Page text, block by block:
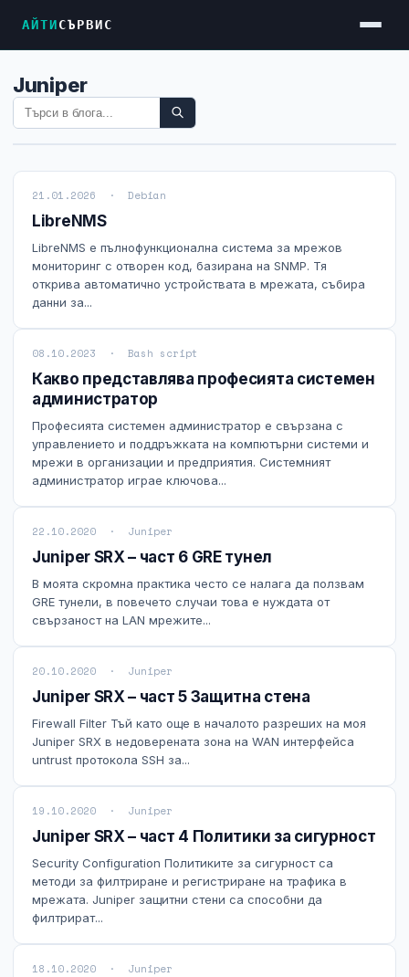
АЙТИСЪРВИС
Услуги
Достъп до Интернет
Видеонаблюдение
Фирмени мрежи
Firewall и VPN
Хостинг и VPS сървъри
Колокация на сървъри
Абонаментна IT поддръжка
Технически изисквания
Общи условия
GDPR
Контакти
Juniper
21.01.2026 · Debian
LibreNMS
LibreNMS е пълнофункционална система за мрежов
мониторинг с отворен код, базирана на SNMP. Тя
открива автоматично устройствата в мрежата, събира
данни за...
08.10.2023 · Bash script
Какво представлява професията системен
администратор
Професията системен администратор е свързана с
управлението и поддръжката на компютърни системи и
мрежи в организации и предприятия. Системният
администратор играе ключова...
22.10.2020 · Juniper
Juniper SRX – част 6 GRE тунел
В моята скромна практика често се налага да ползвам
GRE тунели, в повечето случаи това е нуждата от
свързаност на LAN мрежите...
20.10.2020 · Juniper
Juniper SRX – част 5 Защитна стена
Firewall Filter Тъй като още в началото разреших на моя
Juniper SRX в недоверената зона на WAN интерфейса
untrust протокола SSH за...
19.10.2020 · Juniper
Juniper SRX – част 4 Политики за сигурност
Security Configuration Политиките за сигурност са
методи за филтриране и регистриране на трафика в
мрежата. Juniper защитни стени са способни да
филтрират...
18.10.2020 · Juniper